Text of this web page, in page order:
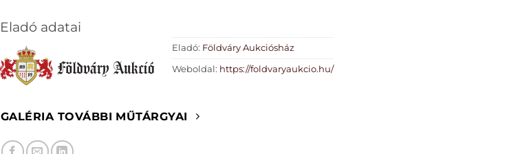
Eladó adatai
Eladó: Földváry Aukciósház
Weboldal: https://foldvaryaukcio.hu/
GALÉRIA TOVÁBBI MŰTÁRGYAI